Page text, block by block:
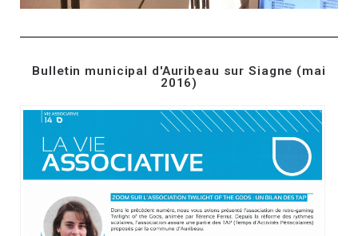
Bulletin municipal d'Auribeau sur Siagne (mai
2016)